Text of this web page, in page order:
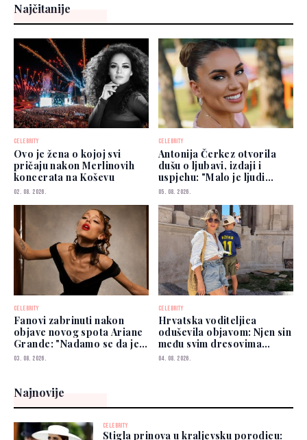
Najčitanije
CELEBRITY
Ovo je žena o kojoj svi
pričaju nakon Merlinovih
koncerata na Koševu
02. 08. 2026.
CELEBRITY
Antonija Čerkez otvorila
dušu o ljubavi, izdaji i
uspjehu: "Malo je ljudi
kojima možete vjerovati"
05. 08. 2026.
CELEBRITY
Fanovi zabrinuti nakon
objave novog spota Ariane
Grande: "Nadamo se da je
dobro"
03. 08. 2026.
CELEBRITY
Hrvatska voditeljica
oduševila objavom: Njen sin
među svim dresovima
izabrao Zmajeve
04. 08. 2026.
Najnovije
CELEBRITY
Stigla prinova u kraljevsku porodicu: